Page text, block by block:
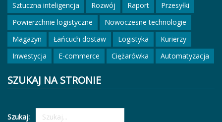
Sztuczna inteligencja
Rozwój Raport
Przesyłki
Powierzchnie logistyczne
Nowoczesne technologie
Magazyn
Łańcuch dostaw Logistyka
Kurierzy
Inwestycja
E-commerce Ciężarówka Automatyzacja
SZUKAJ NA STRONIE
Szukaj: